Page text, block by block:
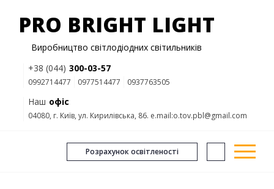
+38 (044) 300-03-57
0992714477 0977514477 0937763505
PRO BRIGHT LIGHT
Виробництво світлодіодних світильників
Наш офіс
04080, г. Київ, ул. Кирилівська, 86. e.mail:o.tov.pbl@gmail.com
Розрахунок освітленості